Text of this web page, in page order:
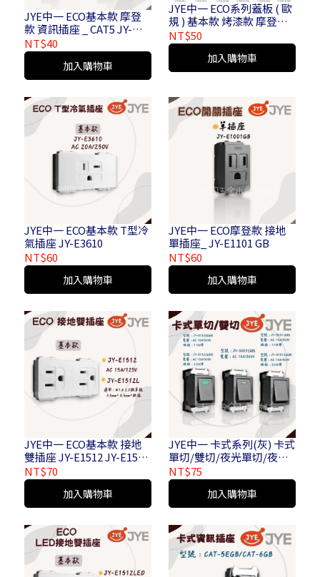
JYE中一 ECO基本款 摩登
款 資訊插座 _ CAT5 JY-
E2058 GB-CAT6 JY-ECAT-
6GB
NT$40
加入購物車
JYE中一 ECO系列蓋板 ( 歐
規 ) 基本款 烤漆款 摩登金 /
銀 / 灰 / 黑
NT$50
加入購物車
JYE中一 ECO基本款 T型冷
氣插座 JY-E3610
NT$60
加入購物車
JYE中一 ECO摩登款 接地
單插座_ JY-E1101 GB
NT$60
加入購物車
JYE中一 ECO基本款 接地
雙插座 JY-E1512 JY-E1512
L
NT$70
加入購物車
JYE中一 卡式系列(灰) 卡式
單切/雙切/夜光單切/夜光
雙切開關 JY-5001(GB) /
JY-5002(GB) / JY-
5151(GB) / JY-5152S(GB)
NT$75
加入購物車